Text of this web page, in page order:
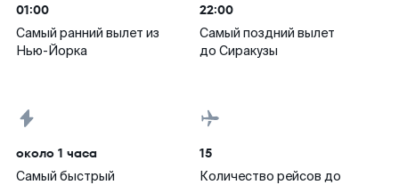
01:00
Самый ранний вылет из
Нью-Йорка
22:00
Самый поздний вылет
до Сиракузы
около 1 часа
Самый быстрый
15
Количество рейсов до